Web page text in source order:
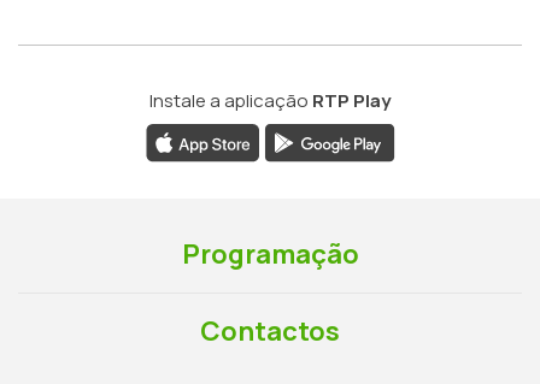
Instale a aplicação RTP Play
Programação
Contactos